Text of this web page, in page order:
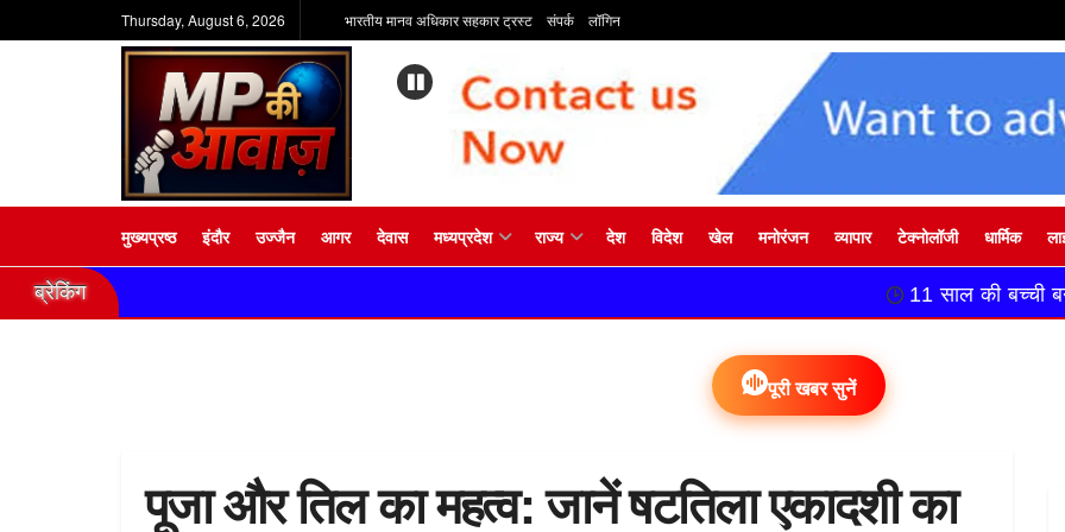
Thursday, August 6, 2026 भारतीय मानव अधिकार सहकार ट्रस्ट संपर्क लॉगिन
मुख्यप्रष्ठ इंदौर उज्जैन आगर देवास मध्यप्रदेश राज्य देश विदेश खेल मनोरंजन व्यापार टेक्नोलॉजी धार्मिक
ब्रेकिंग 11 साल की बच्ची बनी दुल्हन, 13
पूरी खबर सुनें
पूजा और तिल का महत्व: जानें षटतिला एकादशी का